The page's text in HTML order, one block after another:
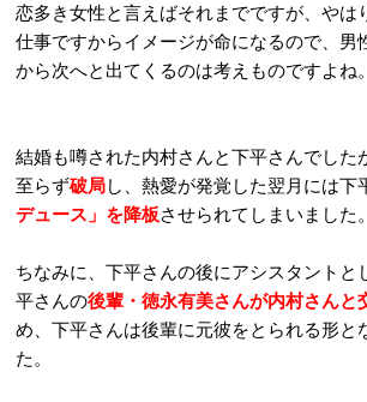
恋多き女性と言えばそれまでですが、やは
仕事ですからイメージが命になるので、男
から次へと出てくるのは考えものですよね。
結婚も噂された内村さんと下平さんでした
至らず破局し、熱愛が発覚した翌月には下
デュース」を降板させられてしまいました。
ちなみに、下平さんの後にアシスタントと
平さんの後輩・徳永有美さんが内村さんと
め、下平さんは後輩に元彼をとられる形と
た。